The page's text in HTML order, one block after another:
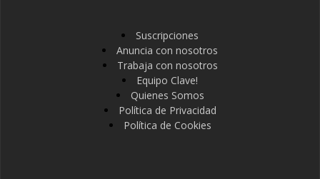
Suscripciones
Anuncia con nosotros
Trabaja con nosotros
Equipo Clave!
Quienes Somos
Política de Privacidad
Política de Cookies